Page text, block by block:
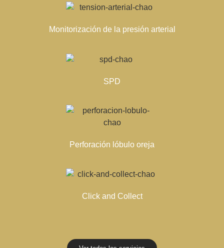
Monitorización de la presión arterial
SPD
Perforación lóbulo oreja
Click and Collect